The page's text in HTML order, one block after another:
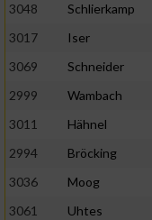
3048
Schlierkamp
3017
Iser
3069
Schneider
2999
Wambach
3011
Hähnel
2994
Bröcking
3036
Moog
3061
Uhtes